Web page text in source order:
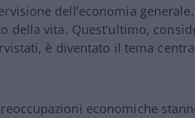
dell’economia
della vita. Quest’ultimo,
è diventato il tema
economiche